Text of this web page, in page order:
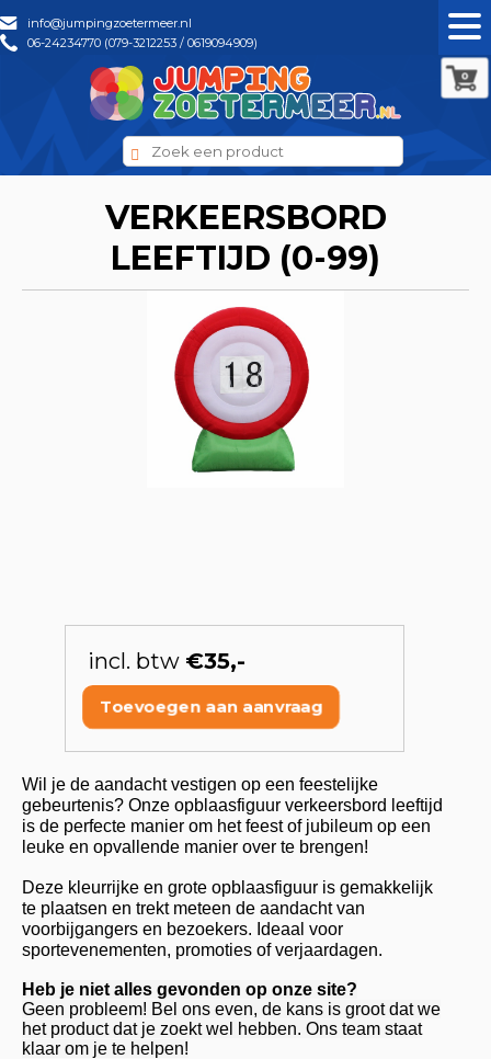
0
info@jumpingzoetermeer.nl
06-24234770 (079-3212253 / 0619094909)
VERKEERSBORD
LEEFTIJD (0-99)
incl. btw €35,-
Toevoegen aan aanvraag
Wil je de aandacht vestigen op een feestelijke
gebeurtenis? Onze opblaasfiguur verkeersbord leeftijd
is de perfecte manier om het feest of jubileum op een
leuke en opvallende manier over te brengen!
Deze kleurrijke en grote opblaasfiguur is gemakkelijk
te plaatsen en trekt meteen de aandacht van
voorbijgangers en bezoekers. Ideaal voor
sportevenementen, promoties of verjaardagen.
Heb je niet alles gevonden op onze site?
Geen probleem! Bel ons even, de kans is groot dat we
het product dat je zoekt wel hebben. Ons team staat
klaar om je te helpen!